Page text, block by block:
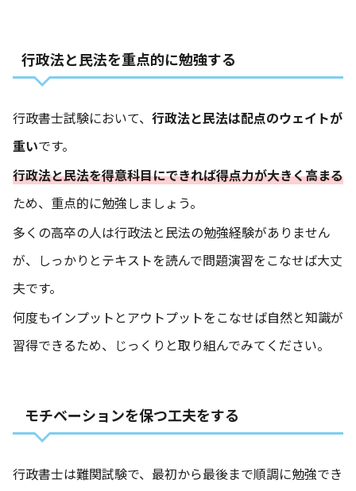
行政法と民法を重点的に勉強する
行政書士試験において、 行政法と民法は配点のウェイトが
重いです。
行政法と民法を得意科目にできれば得点力が大きく高まる
ため、重点的に勉強しましょう。
多くの高卒の人は行政法と民法の勉強経験がありません
が、しっかりとテキストを読んで問題演習をこなせば大丈
夫です。
何度もインプットとアウトプットをこなせば自然と知識が
習得できるため、じっくりと取り組んでみてください。
モチベーションを保つ工夫をする
行政書士は難関試験で、最初から最後まで順調に勉強でき